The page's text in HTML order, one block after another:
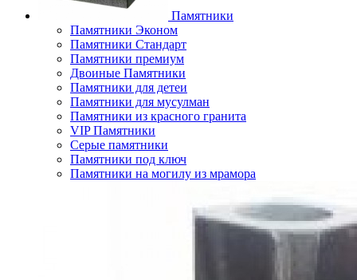
Памятники
Памятники Эконом
Памятники Стандарт
Памятники премиум
Двоиные Памятники
Памятники для детеи
Памятники для мусулман
Памятники из красного гранита
VIP Памятники
Серые памятники
Памятники под ключ
Памятники на могилу из мрамора